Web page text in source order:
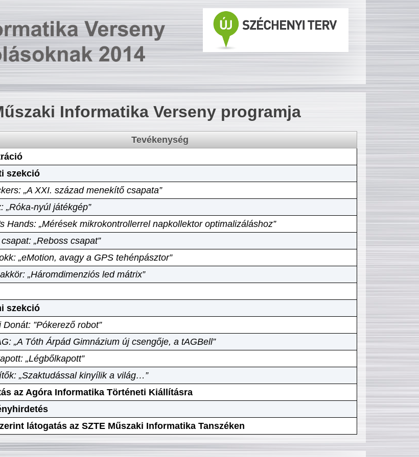
Informatika Verseny programja
Tevékenység
szekció
„A XXI. század menekítő csapata”
„Róka-nyúl játékgép”
Hands: „Mérések mikrokontrollerrel napkollektor optimalizáláshoz”
„Reboss csapat”
„eMotion, avagy a GPS tehénpásztor”
„Háromdimenziós led mátrix”
szekció
Donát: ”Pókerező robot”
„A Tóth Árpád Gimnázium új csengője, a tAGBell”
„Légbőlkapott”
„Szaktudással kinyílik a világ…”
az Agóra Informatika Történeti Kiállításra
látogatás az SZTE Műszaki Informatika Tanszéken